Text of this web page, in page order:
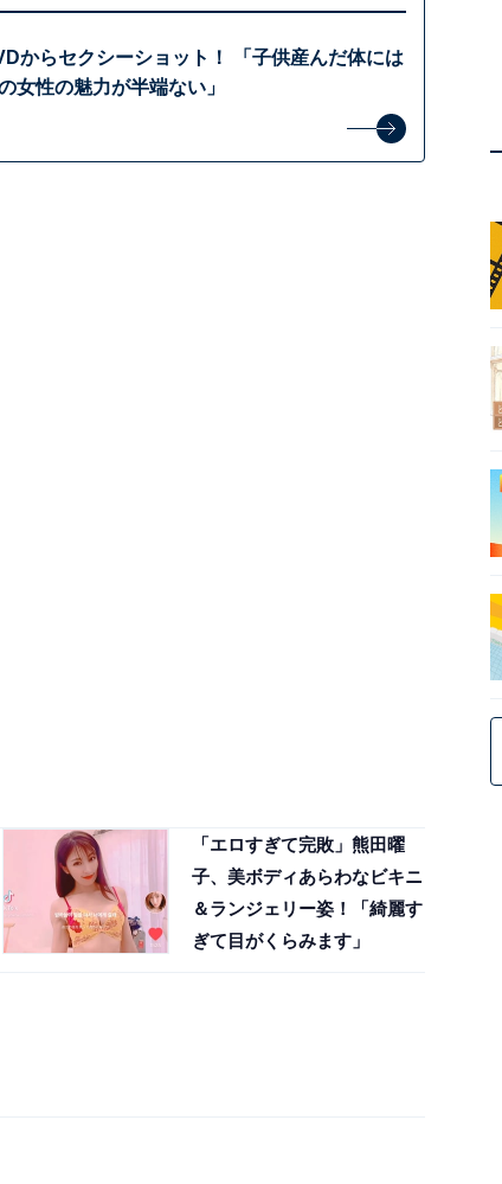
からセクシーショット！ 「子供産んだ体には
女性の魅力が半端ない」
「エロすぎて完敗」熊田曜
子、美ボディあらわなビキニ
＆ランジェリー姿！「綺麗す
ぎて目がくらみます」